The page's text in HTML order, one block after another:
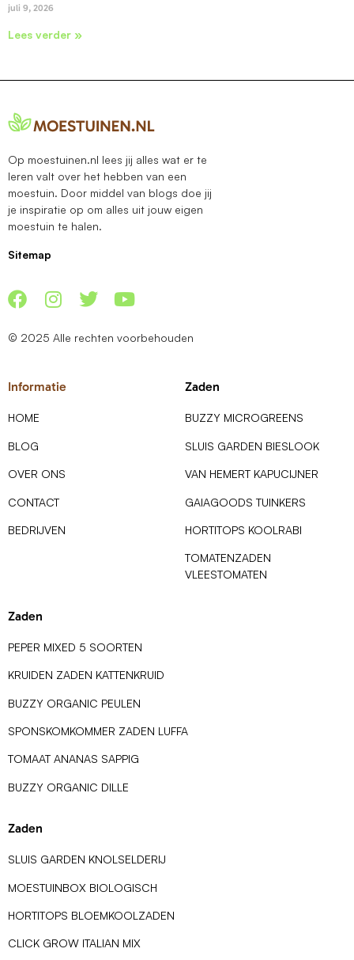
juli 9, 2026
Lees verder »
Op moestuinen.nl lees jij alles wat er te
leren valt over het hebben van een
moestuin. Door middel van blogs doe jij
je inspiratie op om alles uit jouw eigen
moestuin te halen.
Sitemap
© 2025 Alle rechten voorbehouden
Informatie
HOME
BLOG
OVER ONS
CONTACT
BEDRIJVEN
Zaden
BUZZY MICROGREENS
SLUIS GARDEN BIESLOOK
VAN HEMERT KAPUCIJNER
GAIAGOODS TUINKERS
HORTITOPS KOOLRABI
TOMATENZADEN
VLEESTOMATEN
Zaden
PEPER MIXED 5 SOORTEN
KRUIDEN ZADEN KATTENKRUID
BUZZY ORGANIC PEULEN
SPONSKOMKOMMER ZADEN LUFFA
TOMAAT ANANAS SAPPIG
BUZZY ORGANIC DILLE
Zaden
SLUIS GARDEN KNOLSELDERIJ
MOESTUINBOX BIOLOGISCH
HORTITOPS BLOEMKOOLZADEN
CLICK GROW ITALIAN MIX